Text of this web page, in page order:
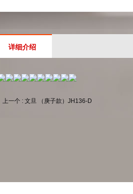
详细介绍
上一个 : 文旦 （庚子款）JH136-D